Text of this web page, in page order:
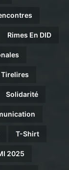
Rimes En DID
Tirelires
Solidarité
T-Shirt
2025